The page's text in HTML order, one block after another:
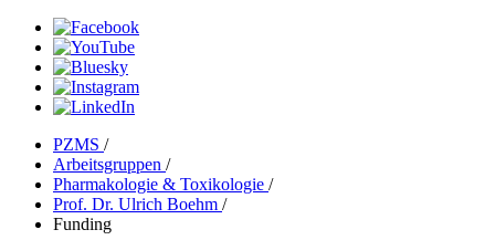
PZMS /
Arbeitsgruppen /
Pharmakologie & Toxikologie /
Prof. Dr. Ulrich Boehm /
Funding